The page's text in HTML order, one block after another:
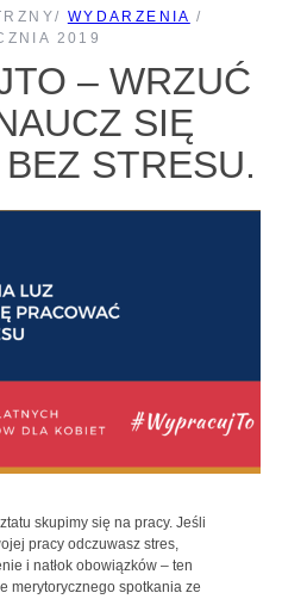
/ WYDARZENIA /
2019
– WRZUĆ
SIĘ
STRESU.
skupimy się na pracy. Jeśli
pracy odczuwasz stres,
i natłok obowiązków – ten
merytorycznego spotkania ze